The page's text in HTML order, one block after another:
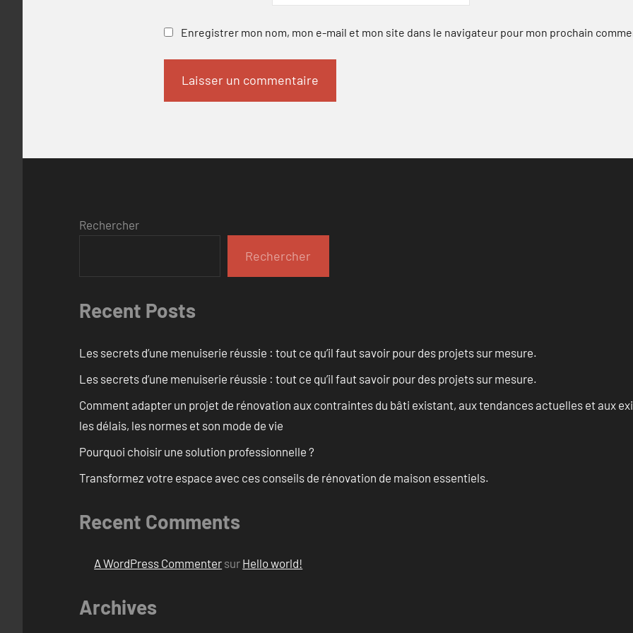
Enregistrer mon nom, mon e-mail et mon site dans le navigateur pour mon prochain
Rechercher
Rechercher
Recent Posts
Les secrets d’une menuiserie réussie : tout ce qu’il faut savoir pour des projets sur mesure.
Les secrets d’une menuiserie réussie : tout ce qu’il faut savoir pour des projets sur mesure.
Comment adapter un projet de rénovation aux contraintes du bâti existant, aux tendances actuelles et aux
les délais, les normes et son mode de vie
Pourquoi choisir une solution professionnelle ?
Transformez votre espace avec ces conseils de rénovation de maison essentiels.
Recent Comments
A WordPress Commenter sur Hello world!
Archives